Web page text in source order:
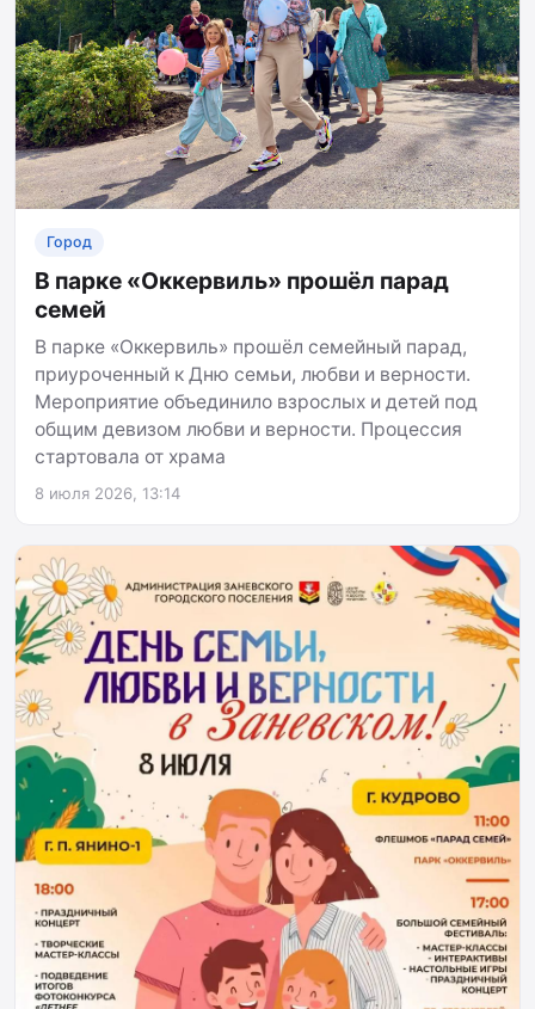
Город
В парке «Оккервиль» прошёл парад
семей
В парке «Оккервиль» прошёл семейный парад,
приуроченный к Дню семьи, любви и верности.
Мероприятие объединило взрослых и детей под
общим девизом любви и верности. Процессия
стартовала от храма
8 июля 2026, 13:14